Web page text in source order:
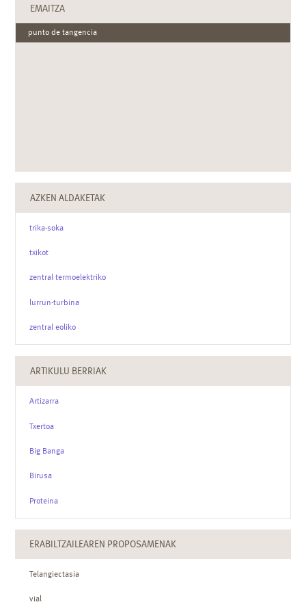
EMAITZA
punto de tangencia
AZKEN ALDAKETAK
trika-soka
txikot
zentral termoelektriko
lurrun-turbina
zentral eoliko
ARTIKULU BERRIAK
Artizarra
Txertoa
Big Banga
Birusa
Proteina
ERABILTZAILEAREN PROPOSAMENAK
Telangiectasia
vial